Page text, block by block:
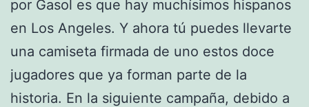
por Gasol es que hay muchísimos hispanos
en Los Angeles. Y ahora tú puedes llevarte
una camiseta firmada de uno estos doce
jugadores que ya forman parte de la
historia. En la siguiente campaña, debido a